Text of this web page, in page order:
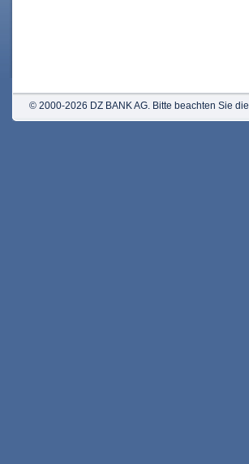
© 2000-2026 DZ BANK AG. Bitte beachten Sie die